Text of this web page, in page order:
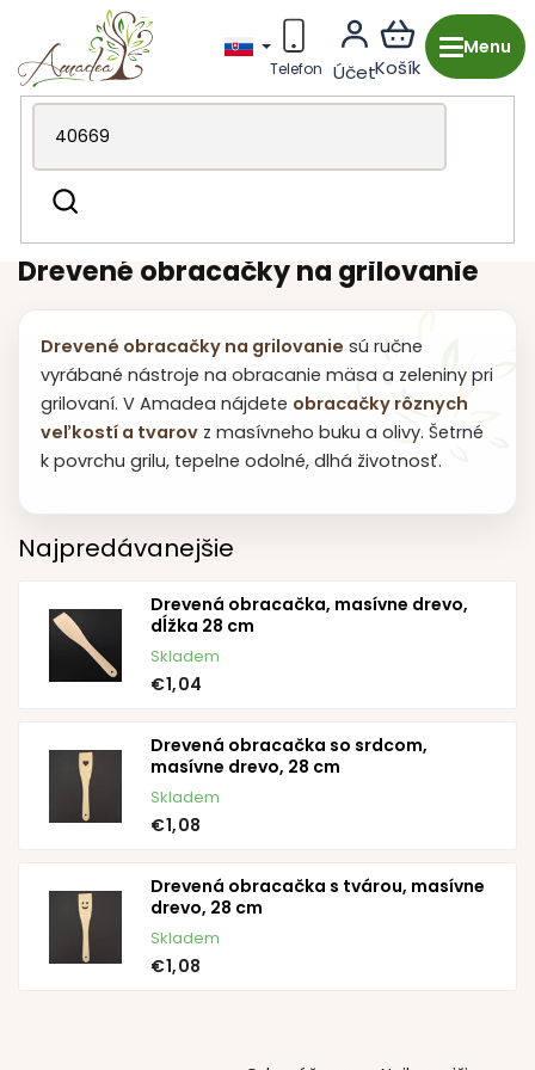
obsah
Hľadať
Drevená výroba z Česka
Grilovanie a stolovanie
Drevené obracačky na grilovanie
Drevené obracačky na grilovanie sú ručne
vyrábané nástroje na obracanie mäsa a zeleniny pri
grilovaní. V Amadea nájdete obracačky rôznych
veľkostí a tvarov z masívneho buku a olivy. Šetrné
k povrchu grilu, tepelne odolné, dlhá životnosť.
Najpredávanejšie
Drevená obracačka, masívne drevo,
dĺžka 28 cm
Skladem
€1,04
Drevená obracačka so srdcom,
masívne drevo, 28 cm
Skladem
€1,08
Drevená obracačka s tvárou, masívne
drevo, 28 cm
Skladem
€1,08
R